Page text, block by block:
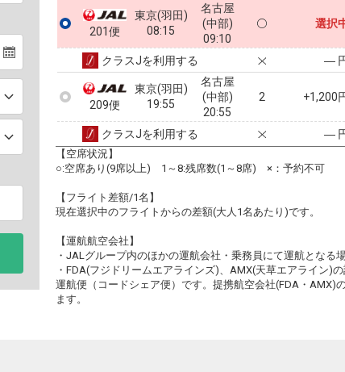
201便
東京(羽田)
08:15
名古屋
(中部)
09:10
選択
クラスJを利用する ―
209便
東京(羽田)
19:55
名古屋
(中部)
20:55
2 +1,200
クラスJを利用する ―
【空席状況】
○:空席あり(9席以上) 1～8:残席数(1～8席) ×：予約不可
【フライト差額/1名】
現在選択中のフライトからの差額(大人1名あたり)です。
【運航航空会社】
・JALグループ内のほかの運航会社・乗務員にて運航となる
・FDA(フジドリームエアラインズ)、AMX(天草エアライン)
運航便（コードシェア便）です。提携航空会社(FDA・AMX)
ます。